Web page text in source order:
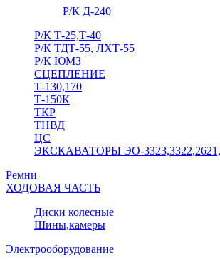
Р/К Д-240
Р/К Т-25,Т-40
Р/К ТДТ-55, ЛХТ-55
Р/К ЮМЗ
СЦЕПЛЕНИЕ
Т-130,170
Т-150К
ТКР
ТНВД
ЦС
ЭКСКАВАТОРЫ ЭО-
Ремни
ХОДОВАЯ ЧАСТЬ
Диски колесные
Шины,камеры
Электрооборудование